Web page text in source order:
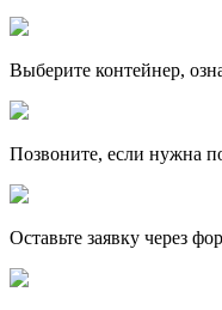
Выберите контейнер,
Позвоните, если нужна
Оставьте заявку через